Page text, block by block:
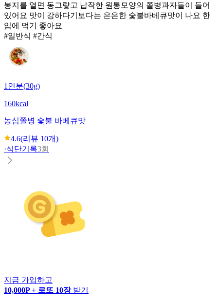
봉지를 열면 동그랗고 납작한 원통모양의 쫄병과자들이 들어
있어요 맛이 강하다기보다는 은은한 숯불바베큐맛이 나요 한
입에 먹기 좋아요
#일반식 #간식
1인분(30g)
160kcal
농심쫄병 숯불 바베큐맛
4.6(리뷰 10개)
·식단기록3회
지금 가입하고
10,000P + 로또 10장 받기